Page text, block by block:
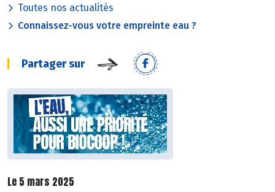
Toutes nos actualités
Connaissez-vous votre empreinte eau ?
Partager sur
Le 5 mars 2025